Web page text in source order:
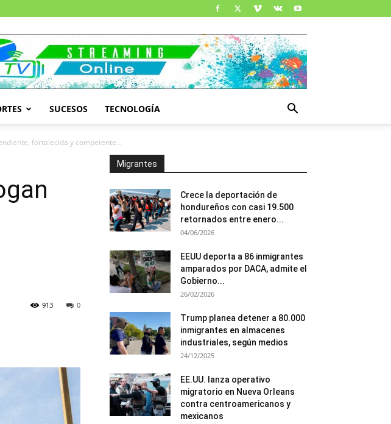
SUCESOS TECNOLOGÍA
fortalecida y competente...
0
913
Migrantes
Crece la deportación de
hondureños con casi 19.500
retornados entre enero...
04/06/2026
EEUU deporta a 86 inmigrantes
amparados por DACA, admite el
Gobierno...
26/02/2026
Trump planea detener a 80.000
inmigrantes en almacenes
industriales, según medios
24/12/2025
EE.UU. lanza operativo
migratorio en Nueva Orleans
contra centroamericanos y
mexicanos